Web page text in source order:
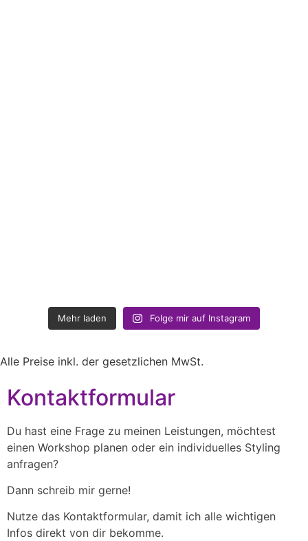
Mehr laden Folge mir auf Instagram
Alle Preise inkl. der gesetzlichen MwSt.
Kontaktformular
Du hast eine Frage zu meinen Leistungen, möchtest
einen Workshop planen oder ein individuelles Styling
anfragen?
Dann schreib mir gerne!
Nutze das Kontaktformular, damit ich alle wichtigen
Infos direkt von dir bekomme.